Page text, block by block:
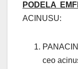
PODELA
ACINUSU:
ceo